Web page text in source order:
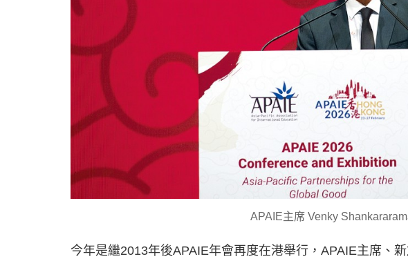
APAIE主席 Venky
今年是繼2013年後APAIE年會再度在港舉行，APAIE主席、